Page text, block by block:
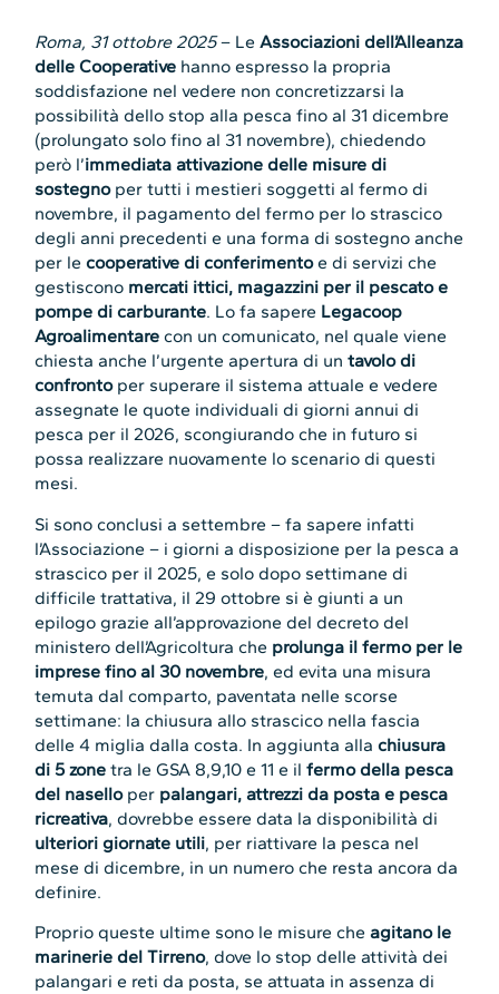
Roma, 31 ottobre 2025– LeAssociazioni dell’Alleanza
delle Cooperative hanno espresso la propria
soddisfazione nel vedere non concretizzarsi la
possibilità dello stop alla pesca fino al 31 dicembre
(prolungato solo fino al 31 novembre), chiedendo
però l’immediata attivazione delle misure di
sostegnoper tutti i mestieri soggetti al fermo di
novembre, il pagamento del fermo per lo strascico
degli anni precedenti e una forma di sostegno anche
per lecooperative di conferimentoe di servizi che
gestiscono mercati ittici, magazzini per il pescato e
pompe di carburante. Lo fa sapere Legacoop
Agroalimentare con un comunicato, nel quale viene
chiesta anche l’urgente apertura di untavolo di
confrontoper superare il sistema attuale e vedere
assegnate le quote individuali di giorni annui di
pesca per il 2026, scongiurando che in futuro si
possa realizzare nuovamente lo scenario di questi
mesi.
Si sono conclusi a settembre – fa sapere infatti
l’Associazione – i giorni a disposizione per la pesca a
strascico per il 2025, e solo dopo settimane di
difficile trattativa, il 29 ottobre si è giunti a un
epilogo grazie all’approvazione del decreto del
ministero dell’Agricoltura che prolunga il fermo per le
imprese fino al 30 novembre, ed evita una misura
temuta dal comparto, paventata nelle scorse
settimane: la chiusura allo strascico nella fascia
delle 4 miglia dalla costa. In aggiunta allachiusura
di 5 zone tra le GSA 8,9,10 e 11 e ilfermo della pesca
del naselloper palangari, attrezzi da posta e pesca
ricreativa, dovrebbe essere data la disponibilità di
ulteriori giornate utili, per riattivare la pesca nel
mese di dicembre, in un numero che resta ancora da
definire.
Proprio queste ultime sono le misure cheagitano le
marinerie del Tirreno, dove lo stop delle attività dei
palangari e reti da posta, se attuata in assenza di